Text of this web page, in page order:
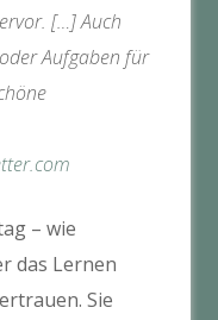
[…] Auch
Aufgaben für
– wie
das Lernen
Sie